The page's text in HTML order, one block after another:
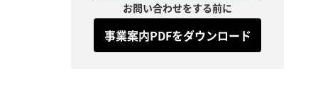
お問い合わせをする前に
事業案内PDFをダウンロード